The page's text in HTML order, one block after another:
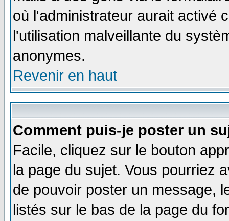
où l'administrateur aurait activé
l'utilisation malveillante du
anonymes.
Revenir en haut
Comment puis-je poster un
Facile, cliquez sur le bouton
la page du sujet. Vous pourriez
de pouvoir poster un message,
listés sur le bas de la page du